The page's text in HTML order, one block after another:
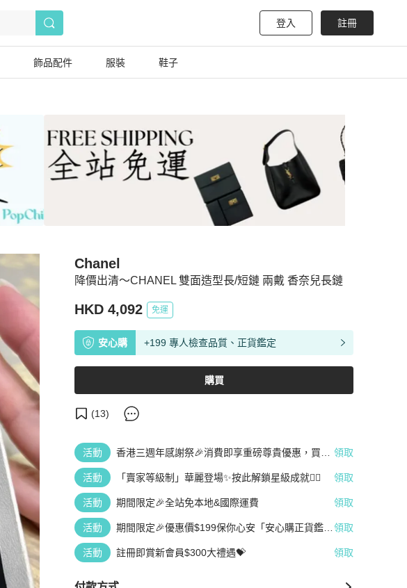
登入 註冊
飾品配件 服裝 鞋子
降價出清～CHANEL 雙面造型長/短鏈 兩戴 香奈兒長鏈
Chanel
HKD 4,092 免運
安心購 +199 專人檢查品質、正貨鑑定
購買
(13)
活動
香港三週年感謝祭🎉消費即享重磅尊貴優惠，買越
領取
活動 「賣家等級制」華麗登場✨按此解鎖星級成就👆🏻 領取
活動 期間限定🎉全站免本地&國際運費 領取
活動
期間限定🎉優惠價$199保你心安「安心購正貨鑑
領取
活動 註冊即賞新會員$300大禮遇💝 領取